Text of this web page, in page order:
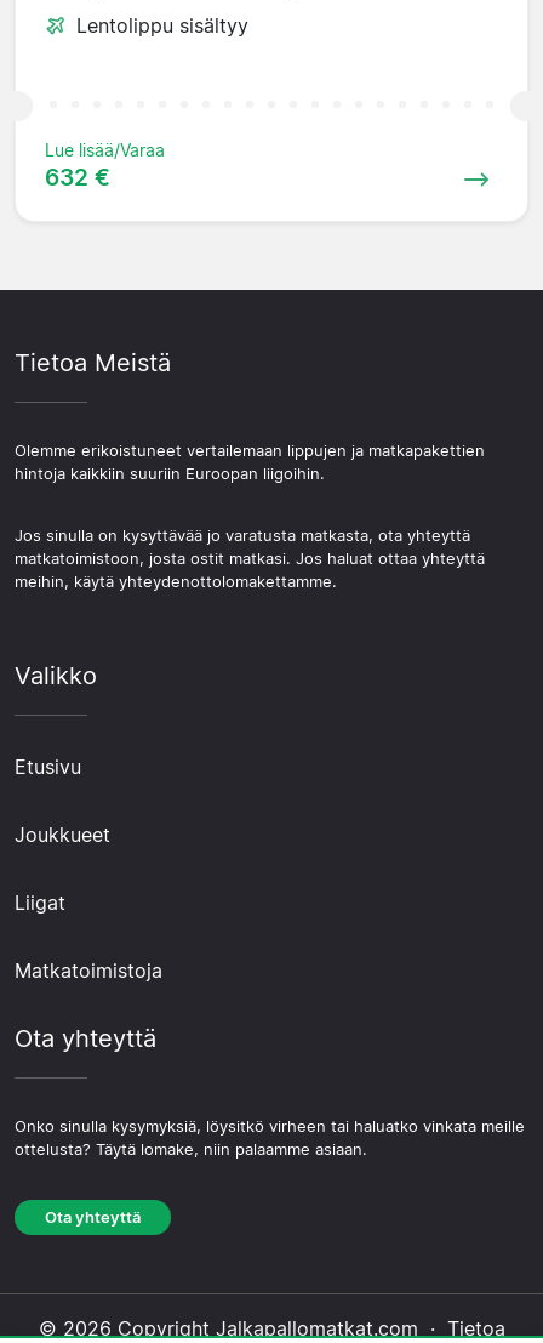
Lentolippu sisältyy
Lue lisää/Varaa
632 €
Tietoa Meistä
Olemme erikoistuneet vertailemaan lippujen ja matkapakettien
hintoja kaikkiin suuriin Euroopan liigoihin.
Jos sinulla on kysyttävää jo varatusta matkasta, ota yhteyttä
matkatoimistoon, josta ostit matkasi. Jos haluat ottaa yhteyttä
meihin, käytä yhteydenottolomakettamme.
Valikko
Etusivu
Joukkueet
Liigat
Matkatoimistoja
Ota yhteyttä
Onko sinulla kysymyksiä, löysitkö virheen tai haluatko vinkata meille
ottelusta? Täytä lomake, niin palaamme asiaan.
Ota yhteyttä
© 2026 Copyright Jalkapallomatkat.com · Tietoa